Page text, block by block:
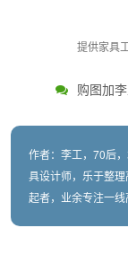
提供家具
购图加
作者：李工，70后
具设计师，乐于整
起者，业余专注一线